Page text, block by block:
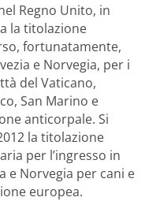
Regno Unito, in
la titolazione
fortunatamente,
e Norvegia, per i
del Vaticano,
San Marino e
anticorpale. Si
la titolazione
per l’ingresso in
e Norvegia per cani e
europea.